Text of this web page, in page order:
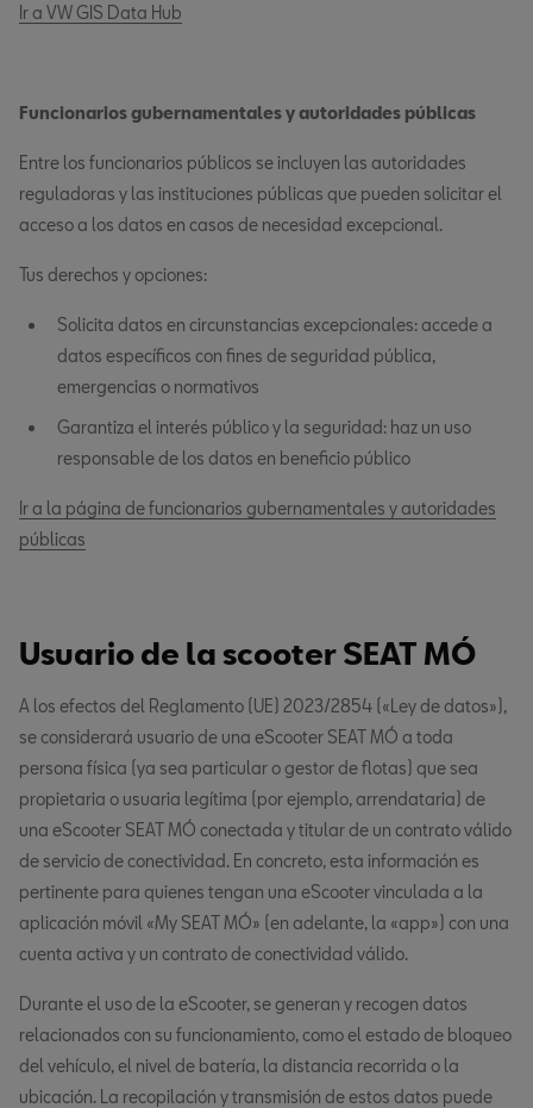
Ir a VW GIS Data Hub
Funcionarios gubernamentales y autoridades públicas
Entre los funcionarios públicos se incluyen las autoridades
reguladoras y las instituciones públicas que pueden solicitar el
acceso a los datos en casos de necesidad excepcional.
Tus derechos y opciones:
Solicita datos en circunstancias excepcionales: accede a
datos específicos con fines de seguridad pública,
emergencias o normativos
Garantiza el interés público y la seguridad: haz un uso
responsable de los datos en beneficio público
Ir a la página de funcionarios gubernamentales y autoridades
públicas
Usuario de la scooter SEAT MÓ
A los efectos del Reglamento (UE) 2023/2854 («Ley de datos»),
se considerará usuario de una eScooter SEAT MÓ a toda
persona física (ya sea particular o gestor de flotas) que sea
propietaria o usuaria legítima (por ejemplo, arrendataria) de
una eScooter SEAT MÓ conectada y titular de un contrato válido
de servicio de conectividad. En concreto, esta información es
pertinente para quienes tengan una eScooter vinculada a la
aplicación móvil «My SEAT MÓ» (en adelante, la «app») con una
cuenta activa y un contrato de conectividad válido.
Durante el uso de la eScooter, se generan y recogen datos
relacionados con su funcionamiento, como el estado de bloqueo
del vehículo, el nivel de batería, la distancia recorrida o la
ubicación. La recopilación y transmisión de estos datos puede